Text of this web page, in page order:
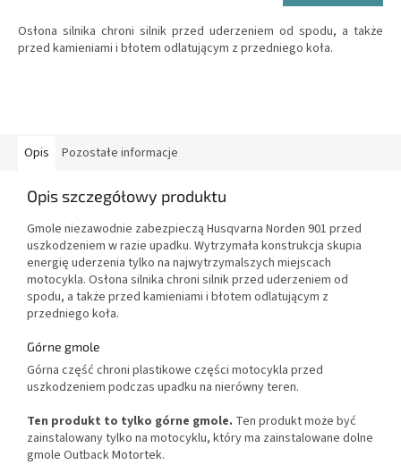
Osłona silnika chroni silnik przed uderzeniem od spodu, a także
przed kamieniami i błotem odlatującym z przedniego koła.
Opis Pozostałe informacje
Opis szczegółowy produktu
Gmole niezawodnie zabezpieczą Husqvarna Norden 901 przed
uszkodzeniem w razie upadku. Wytrzymała konstrukcja skupia
energię uderzenia tylko na najwytrzymalszych miejscach
motocykla. Osłona silnika chroni silnik przed uderzeniem od
spodu, a także przed kamieniami i błotem odlatującym z
przedniego koła.
Górne gmole
Górna część chroni plastikowe części motocykla przed
uszkodzeniem podczas upadku na nierówny teren.
Ten produkt to tylko górne gmole. Ten produkt może być
zainstalowany tylko na motocyklu, który ma zainstalowane dolne
gmole Outback Motortek.